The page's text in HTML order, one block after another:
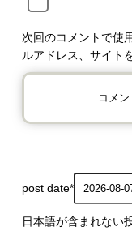
次回のコメントで使
ルアドレス、サイト
post date*
日本語が含まれない